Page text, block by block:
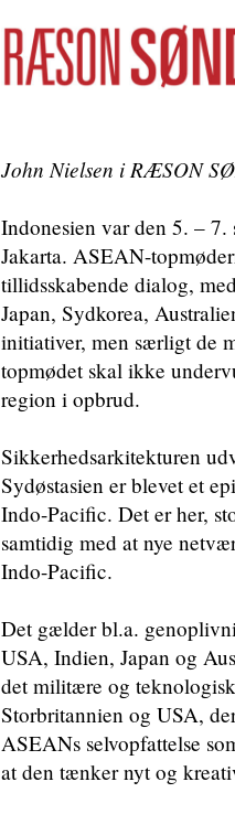
John Nielsen i RÆSON
Indonesien var den 5. –
Jakarta. ASEAN-
tillidsskabende dialog,
Japan, Sydkorea,
initiativer, men særligt de
topmødet skal ikke
region i opbrud.
Sikkerhedsarkitekturen
Sydøstasien er blevet et
Indo-Pacific. Det er her,
samtidig med at nye
Indo-Pacific.
Det gælder bl.a.
USA, Indien, Japan og
det militære og
Storbritannien og USA,
ASEANs selvopfattelse
at den tænker nyt og